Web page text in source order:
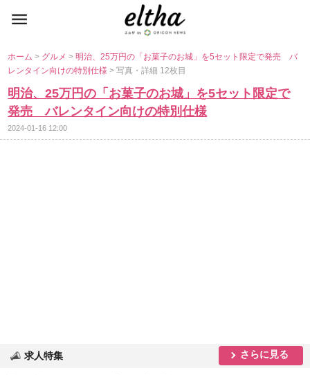
ホーム> グルメ>明治、25万円の「お菓子のお城」を5セット限定で発売 バ
レンタイン向けの特別仕様> 写真・詳細 12枚目
明治、25万円の「お菓子のお城」を5セット限定で
発売 バレンタイン向けの特別仕様
2024-01-16 12:00
求人特集 さらに見る